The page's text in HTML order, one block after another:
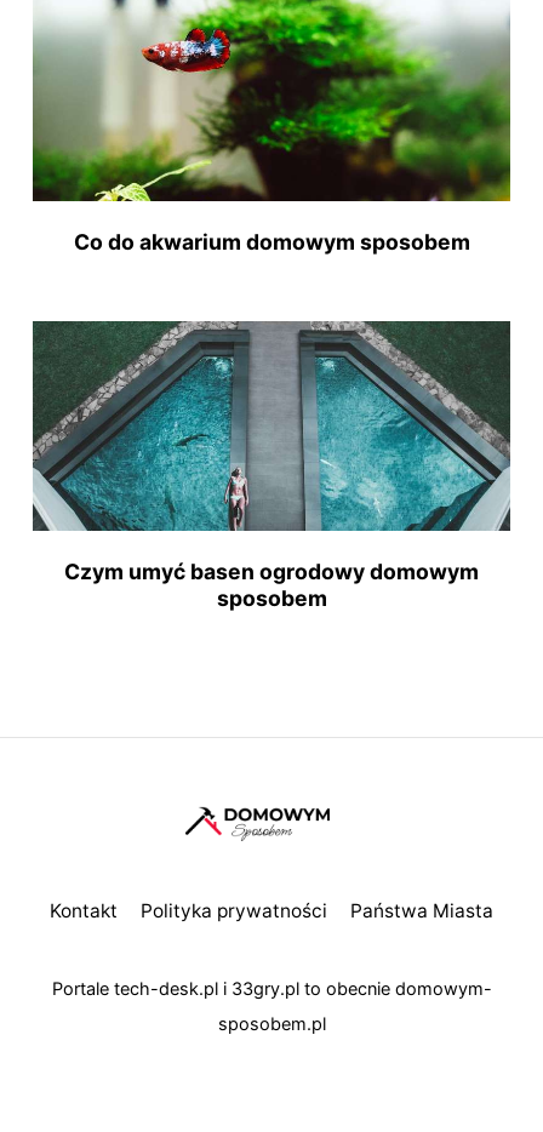
Co do akwarium domowym sposobem
Czym umyć basen ogrodowy domowym
sposobem
Kontakt Polityka prywatności Państwa Miasta
Portale tech-desk.pli 33gry.plto obecnie domowym-
sposobem.pl